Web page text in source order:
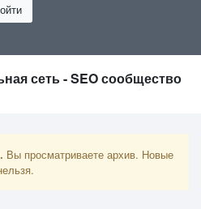
сеть - SEO сообщество
Вы просматриваете архив. Новые